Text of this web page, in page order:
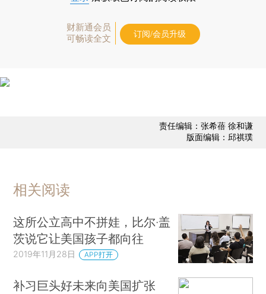
财新通会员
可畅读全文
订阅/会员升级
责任编辑：张希蓓 徐和谦
版面编辑：邱祺璞
相关阅读
这所公立高中不拼娃，比尔·盖
茨说它让美国孩子都向往
2019年11月28日 APP打开
补习巨头好未来向美国扩张